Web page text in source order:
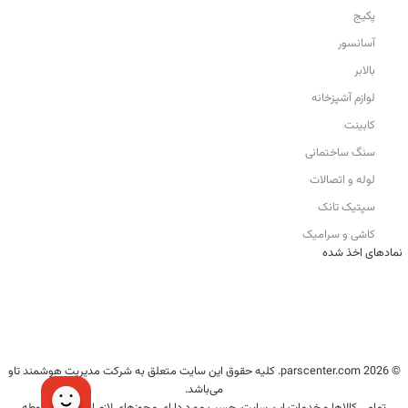
پکیج
آسانسور
بالابر
لوازم آشپزخانه
کابینت
سنگ ساختمانی
لوله و اتصالات
سپتیک تانک
کاشی و سرامیک
نمادهای اخذ شده
© 2026 parscenter.com. کلیه حقوق این سایت متعلق به شرکت مدیریت هوشمند تاو
می‌باشد.